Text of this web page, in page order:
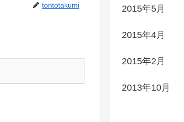
tontotakumi 2015年5月
2015年4月
2015年2月
2013年10月